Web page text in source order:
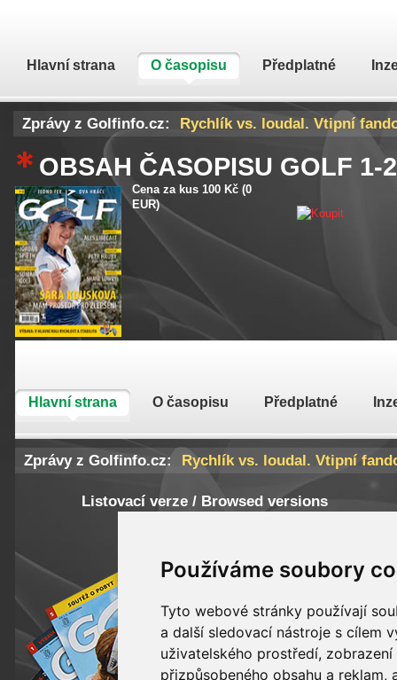
Hlavní strana O časopisu Předplatné
Zprávy z Golfinfo.cz: Rychlík vs. loudal. Vtipní
DeChambeau poprvé
OBSAH ČASOPISU GOLF 1-
Cena za kus 100 Kč (0
EUR)